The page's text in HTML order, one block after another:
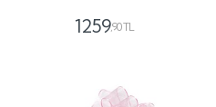
1259,90 TL